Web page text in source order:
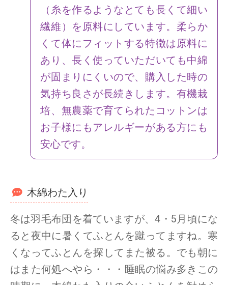
（糸を作るようなとても長くて細い
繊維）を原料にしています。柔らか
くて体にフィットする特徴は原料に
あり、長く使っていただいても中綿
が固まりにくいので、購入した時の
気持ち良さが長続きします。有機栽
培、無農薬で育てられたコットンは
お子様にもアレルギーがある方にも
安心です。
木綿わた入り
冬は羽毛布団を着ていますが、4・5月頃にな
ると夜中に暑くてふとんを蹴ってますね。寒
くなってふとんを探してまた被る。でも朝に
はまた何処へやら・・・睡眠の悩み多きこの